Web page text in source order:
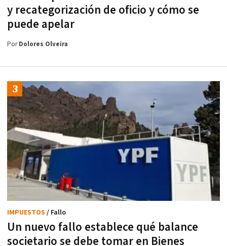
y recategorización de oficio y cómo se
puede apelar
PorDolores Olveira
Un nuevo fallo establece qué balance
societario se debe tomar en Bienes
IMPUESTOS / Fallo